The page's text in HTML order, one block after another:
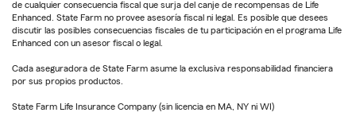
de cualquier consecuencia fiscal que surja del canje de recompensas de Life
Enhanced. State Farm no provee asesoría fiscal ni legal. Es posible que desees
discutir las posibles consecuencias fiscales de tu participación en el programa Life
Enhanced con un asesor fiscal o legal.
Cada aseguradora de State Farm asume la exclusiva responsabilidad financiera
por sus propios productos.
State Farm Life Insurance Company (sin licencia en MA, NY ni WI)